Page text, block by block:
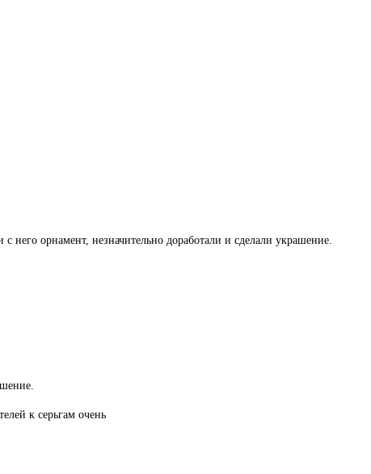
него орнамент, незначительно доработали и сделали украшение.
к серьгам очень